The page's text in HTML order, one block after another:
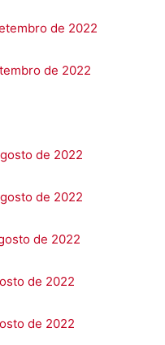
de 2022
de 2022
de 2022
de 2022
de 2022
de 2022
de 2022